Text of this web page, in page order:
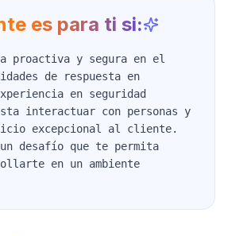
es para ti si:
proactiva y segura en el
de respuesta en
en seguridad
interactuar con personas y
excepcional al cliente.
un desafío que te permita
en un ambiente